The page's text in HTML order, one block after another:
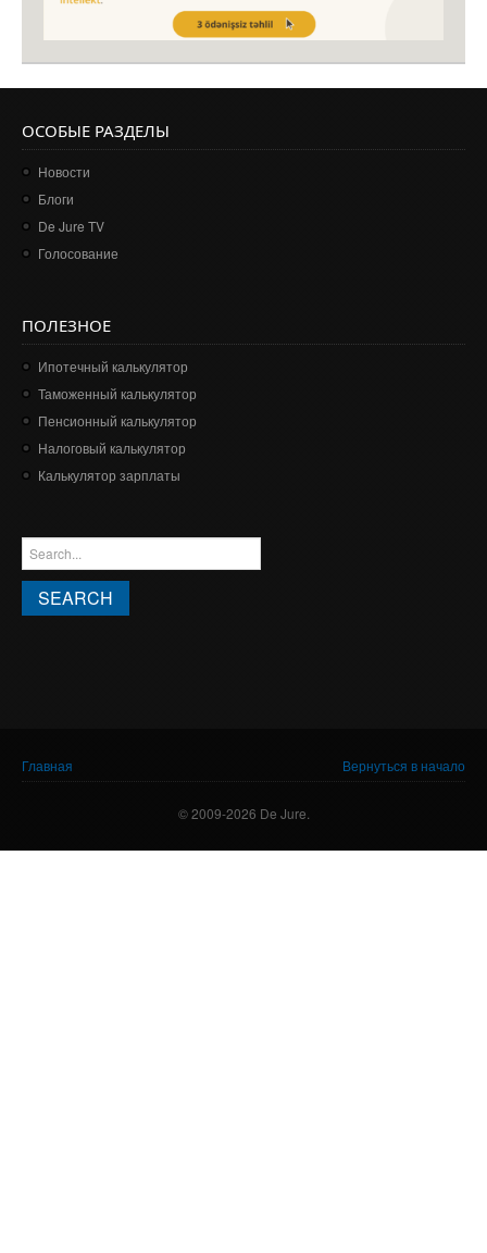
ОСОБЫЕ РАЗДЕЛЫ
Новости
Блоги
De Jure TV
Голосование
ПОЛЕЗНОЕ
Ипотечный калькулятор
Таможенный калькулятор
Пенсионный калькулятор
Налоговый калькулятор
Калькулятор зарплаты
ФОРМА ПОИСКА
Search this site
Вы здесь
Главная Вернуться в начало
© 2009-2026 De Jure.